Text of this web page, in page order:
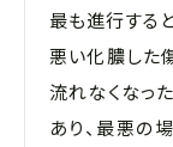
最も進行する
悪い化膿した
流れなくなっ
あり、最悪の